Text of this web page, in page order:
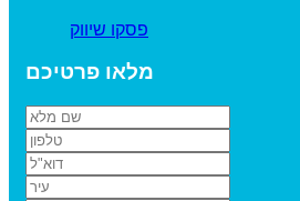
‏פסקו שיווק‏
מלאו פרטיכם